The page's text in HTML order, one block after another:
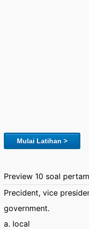
Mulai Latihan >
Preview 10 soal
Precident, vice
government.
a. local